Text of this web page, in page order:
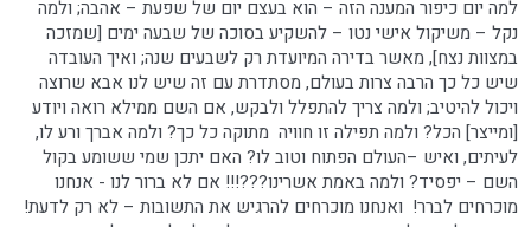
למה יום כיפור המענה הזה – הוא בעצם יום של שפעת – אהבה; ולמה
נקל – משיקול אישי נטו – להשקיע בסוכה של שבעה ימים [שמזכה
במצוות נצח], מאשר בדירה המיועדת רק לשבעים שנה; ואיך העובדה
שיש כל כך הרבה צרות בעולם, מסתדרת עם זה שיש לנו אבא שרוצה
ויכול להיטיב; ולמה צריך להתפלל ולבקש, אם השם ממילא רואה ויודע
[ומייצר] הכל? ולמה תפילה זו חוויה מתוקה כל כך? ולמה אברך ורע לו,
לעיתים, ואיש –העולם הפתוח וטוב לו? האם יתכן שמי ששומע בקול
השם – יפסיד? ולמה באמת אשרינו???!!! אם לא ברור לנו - אנחנו
מוכרחים לברר! ואנחנו מוכרחים להרגיש את התשובות – לא רק לדעת!